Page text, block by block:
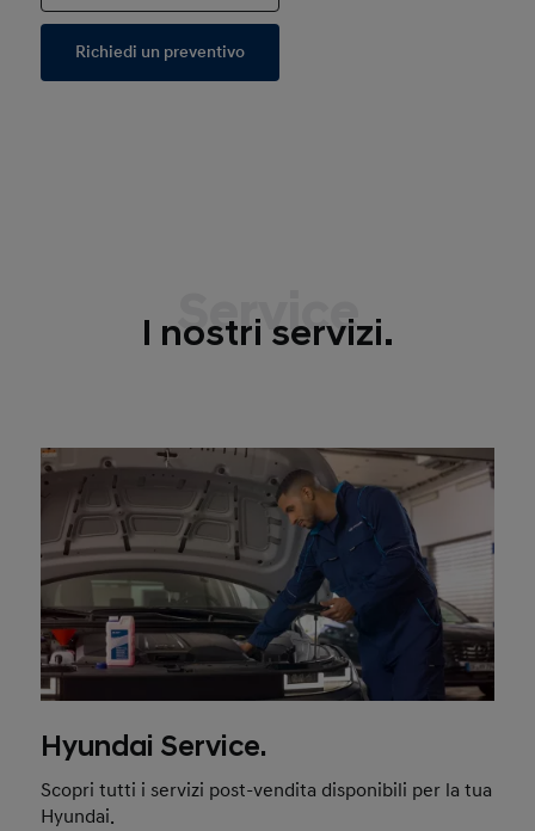
Richiedi un preventivo
Service
I nostri servizi.
Hyundai Service.
Scopri tutti i servizi post-vendita disponibili per la tua
Hyundai.